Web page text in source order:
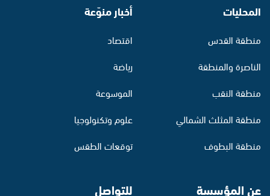
المحليات
منطقة القدس
الناصرة والمنطقة
منطقة النقب
منطقة المثلث الشمالي
منطقة البطوف
أخبار منوّعة
اقتصاد
رياضة
الموسوعة
علوم وتكنولوجيا
توقعات الطقس
عن المؤسسة للتواصل